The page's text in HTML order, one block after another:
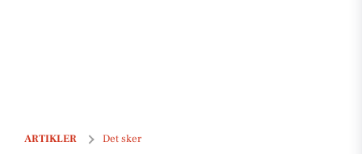
ARTIKLER Det sker
Pusterummet i Kokkedal Kirke: En hyggelig onsdagskirkecafé